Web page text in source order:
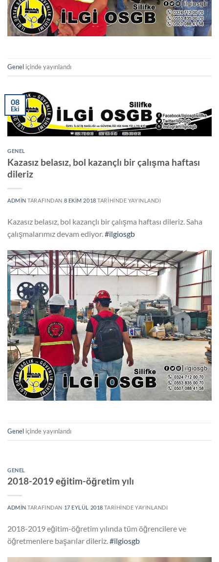
Genel içinde yayınlandı
08
Eki
GENEL
Kazasız belasız, bol kazançlı bir çalışma haftası
dileriz
ADMIN TARAFINDAN 8 EKIM 2018 TARIHINDE YAYINLANDI
Kazasız belasız, bol kazançlı bir çalışma haftası dileriz. Saha
çalışmalarımız devam ediyor.#ilgiosgb
Genel içinde yayınlandı
GENEL
2018-2019 eğitim-öğretim yılı
ADMIN TARAFINDAN 17 EYLÜL 2018 TARIHINDE YAYINLANDI
2018-2019 eğitim-öğretim yılında tüm öğrencilere ve
öğretmenlere başarılar dileriz.#ilgiosgb